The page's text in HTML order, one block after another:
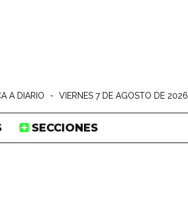
A DIARIO - VIERNES 7 DE AGOSTO DE 2026
SECCIONES